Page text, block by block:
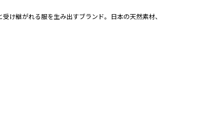
け継がれる服を生み出すブランド。日本の天然素材、